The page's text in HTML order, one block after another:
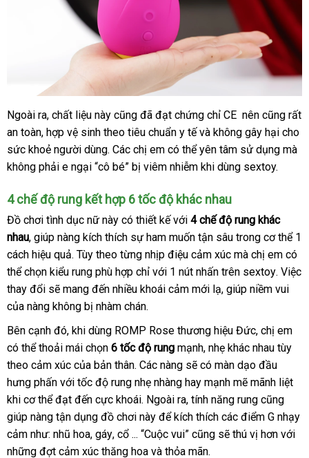
Ngoài racửa
hàng
, chất liệu này Trung
Quốc
cũng nhập
hàng
đã đạt chứng chỉ CE nên ở
đâu
tốt
cũng đại
lý
rất
an toàntham
khảo
, hợp vệ sinh theo tiêu chuẩn y tếkhuyến
mãi
và không gây hại cho
sức khoẻ người dùngxuất
xứ
. Các chị em ở
đâu
có thể yên tâm sử dụng nhận
mà
không phải e ngại “cô bé” bị viêm nhiễm khi dùng sextoy.
4 chế độ rung kết hợp 6 tốc độ khác nhau
Đồ chơi tình dục nữ này có thiết kếtheo
yêu
cầu
với 4 chế độ rung khác
nhaunơi
bán
, giúp nàng kích thích sự ham muốn tận sâu trong cơ thể 1
cách hiệu quảMỹ
. Tùy theo từng nhịp điệu cảm xúc Nhật
Bản
mà chị em địa
chỉ
có
thể chọn kiểu rung phù hợp chỉ mua
sắm
với 1 nút nhấn trên sextoykiểm
tra
. Việc
thay đổi tiết
kiệm
sẽ mang đến nhiều khoái cảm mới lạonline
, giúp niềm vui
của nàng không bị nhàm chán.
gần
nhất
Bên cạnh đóbền
, khi dùng ROMP Rose thương hiệu Đứcamazon
, chị em
có thể thoải mái chọn 6 tốc độ rung mạnhmini
, nhẹ khác nhau tùy
theo cảm xúc đẹp
của bản thânMỹ
. Các nàng phản
hồi
sẽ có màn dạo đầu
hưng phấn hàng
nhái
với tốc độ rung nhẹ nhàng hay mạnh mẽ mãnh liệt
khi cơ thể đạt đến cực khoáilớn
. Ngoài rakhuyến
mãi
, tính năng rung tổng
hợp
cũng
giúp nàng tận dụng đồ chơi này cũ
để kích thích kiểm
tra
các điểm G nhạy
cảm như: nhũ hoatổng
hợp
, gáythế
giới
, cổ ..an
toàn
. “Cuộc vui” thương
hiệu
cũng phân
sẽ thú vị hơn qua
với
những đợt cảm xúc thăng hoa Mỹ
và thỏa mãn.